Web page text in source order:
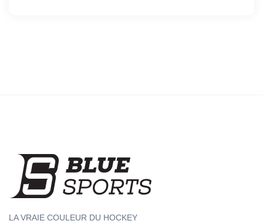
LA VRAIE COULEUR DU HOCKEY